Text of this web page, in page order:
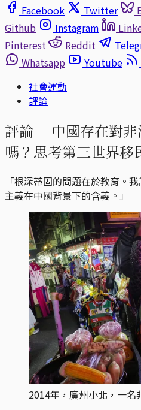
Facebook
Twitter
Github
Instagram
Pinterest
Reddit
Whatsapp
Youtube
社會運動
評論
評論｜ 中國存在對
嗎？思考第三世界移
「根深蒂固的問題在於教育。
主義在中國背景下的含義。」
2014年，廣州小北，一名